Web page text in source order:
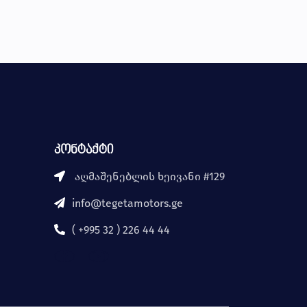
კონტაქტი
აღმაშენებლის ხეივანი #129
info@tegetamotors.ge
( +995 32 ) 226 44 44